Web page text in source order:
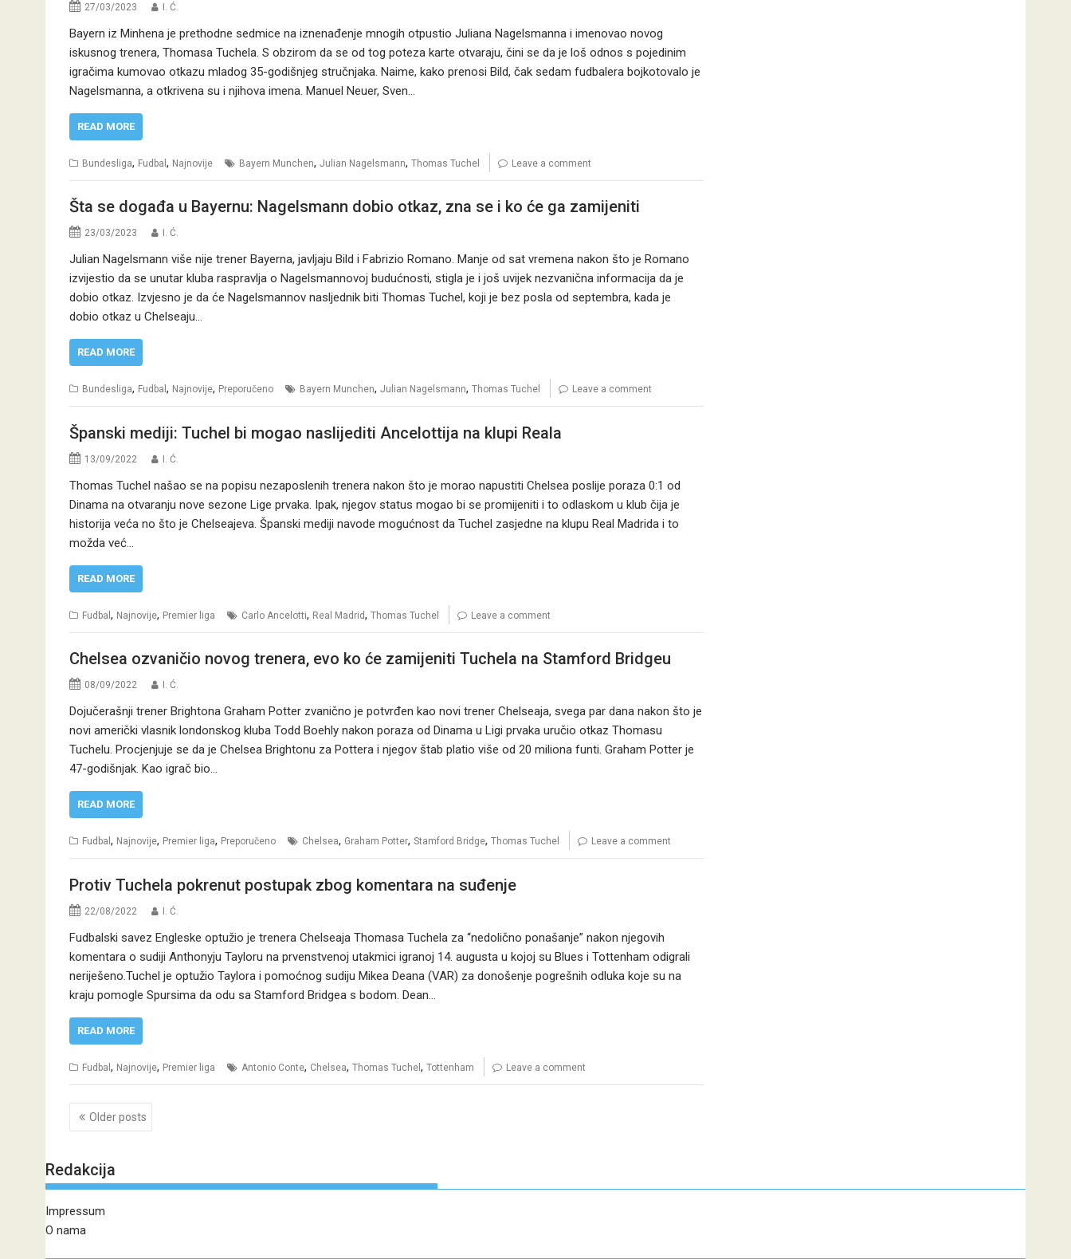
27/03/2023 I. Ć.
Bayern iz Minhena je prethodne sedmice na iznenađenje mnogih otpustio Juliana Nagelsmanna i imenovao novog
iskusnog trenera, Thomasa Tuchela. S obzirom da se od tog poteza karte otvaraju, čini se da je loš odnos s pojedinim
igračima kumovao otkazu mladog 35-godišnjeg stručnjaka. Naime, kako prenosi Bild, čak sedam fudbalera bojkotovalo je
Nagelsmanna, a otkrivena su i njihova imena. Manuel Neuer, Sven…
READ MORE
Bundesliga, Fudbal , Najnovije Bayern Munchen, Julian Nagelsmann, Thomas Tuchel Leave a comment
Šta se događa u Bayernu: Nagelsmann dobio otkaz, zna se i ko će ga zamijeniti
23/03/2023 I. Ć.
Julian Nagelsmann više nije trener Bayerna, javljaju Bild i Fabrizio Romano. Manje od sat vremena nakon što je Romano
izvijestio da se unutar kluba raspravlja o Nagelsmannovoj budućnosti, stigla je i još uvijek nezvanična informacija da je
dobio otkaz. Izvjesno je da će Nagelsmannov nasljednik biti Thomas Tuchel, koji je bez posla od septembra, kada je
dobio otkaz u Chelseaju…
READ MORE
Bundesliga, Fudbal , Najnovije, Preporučeno Bayern Munchen, Julian Nagelsmann, Thomas Tuchel Leave a comment
Španski mediji: Tuchel bi mogao naslijediti Ancelottija na klupi Reala
13/09/2022 I. Ć.
Thomas Tuchel našao se na popisu nezaposlenih trenera nakon što je morao napustiti Chelsea poslije poraza 0:1 od
Dinama na otvaranju nove sezone Lige prvaka. Ipak, njegov status mogao bi se promijeniti i to odlaskom u klub čija je
historija veća no što je Chelseajeva. Španski mediji navode mogućnost da Tuchel zasjedne na klupu Real Madrida i to
možda već…
READ MORE
Fudbal , Najnovije, Premier liga Carlo Ancelotti, Real Madrid, Thomas Tuchel Leave a comment
Chelsea ozvaničio novog trenera, evo ko će zamijeniti Tuchela na Stamford Bridgeu
08/09/2022 I. Ć.
Dojučerašnji trener Brightona Graham Potter zvanično je potvrđen kao novi trener Chelseaja, svega par dana nakon što je
novi američki vlasnik londonskog kluba Todd Boehly nakon poraza od Dinama u Ligi prvaka uručio otkaz Thomasu
Tuchelu. Procjenjuje se da je Chelsea Brightonu za Pottera i njegov štab platio više od 20 miliona funti. Graham Potter je
47-godišnjak. Kao igrač bio…
READ MORE
Fudbal , Najnovije, Premier liga, Preporučeno Chelsea, Graham Potter, Stamford Bridge, Thomas Tuchel Leave a comment
Protiv Tuchela pokrenut postupak zbog komentara na suđenje
22/08/2022 I. Ć.
Fudbalski savez Engleske optužio je trenera Chelseaja Thomasa Tuchela za “nedolično ponašanje” nakon njegovih
komentara o sudiji Anthonyju Tayloru na prvenstvenoj utakmici igranoj 14. augusta u kojoj su Blues i Tottenham odigrali
neriješeno.Tuchel je optužio Taylora i pomoćnog sudiju Mikea Deana (VAR) za donošenje pogrešnih odluka koje su na
kraju pomogle Spursima da odu sa Stamford Bridgea s bodom. Dean…
READ MORE
Fudbal , Najnovije, Premier liga Antonio Conte, Chelsea, Thomas Tuchel , Tottenham Leave a comment
Posts
navigation
Older posts
Redakcija
Impressum
O nama